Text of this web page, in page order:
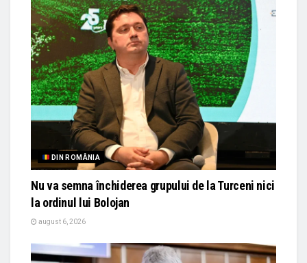
DIN ROMÂNIA
Nu va semna închiderea grupului de la Turceni nici
la ordinul lui Bolojan
august 6, 2026